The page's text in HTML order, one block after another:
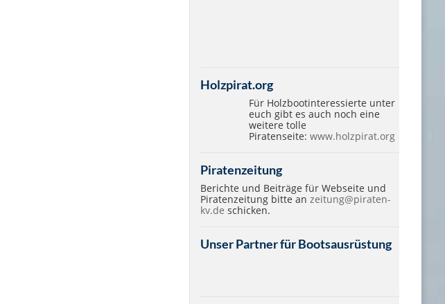
Holzpirat.org
Für Holzbootinteressierte unter
euch gibt es auch noch eine
weitere tolle
Piratenseite:www.holzpirat.org
Piratenzeitung
Berichte und Beiträge für Webseite und
Piratenzeitung bitte anzeitung@piraten-
kv.de schicken.
Unser Partner für Bootsausrüstung